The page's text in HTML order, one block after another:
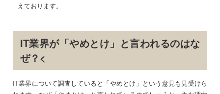
えております。
IT業界が「やめとけ」と言われるのはな
ぜ？<
IT業界について調査していると「やめとけ」という意見も見受けら